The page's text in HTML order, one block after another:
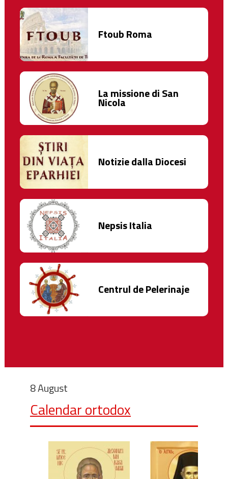
Ftoub Roma
La missione di San
Nicola
Notizie dalla Diocesi
Nepsis Italia
Centrul de Pelerinaje
8 August
Calendar ortodox